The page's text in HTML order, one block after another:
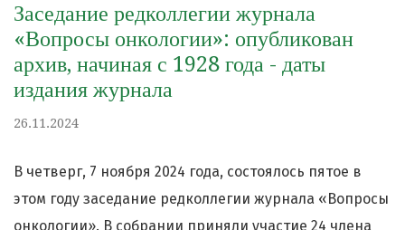
Заседание редколлегии журнала
«Вопросы онкологии»: опубликован
архив, начиная с 1928 года - даты
издания журнала
26.11.2024
В четверг, 7 ноября 2024 года, состоялось пятое в
этом году заседание редколлегии журнала «Вопросы
онкологии». В собрании приняли участие 24 члена